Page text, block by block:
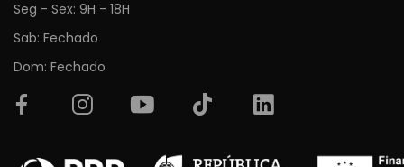
Seg - Sex: 9H - 18H
Sab: Fechado
Dom: Fechado